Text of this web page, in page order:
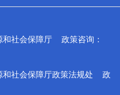
退役军人事务厅
克孜勒苏柯尔克孜自治州
和社会保障厅 政策咨询：
和社会保障厅政策法规处 政